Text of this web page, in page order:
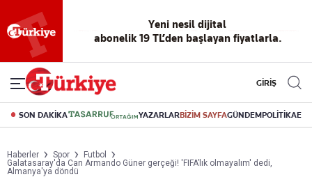
Yeni nesil dijital
abonelik 19 TL’den başlayan fiyatlarla.
GİRİŞ
SON DAKİKA YAZARLARBİZİM SAYFAGÜNDEMPOLİTİKA
Haberler Spor
Futbol
Galatasaray'da Can Armando Güner gerçeği! 'FIFA’lık olmayalım' dedi,
Almanya'ya döndü